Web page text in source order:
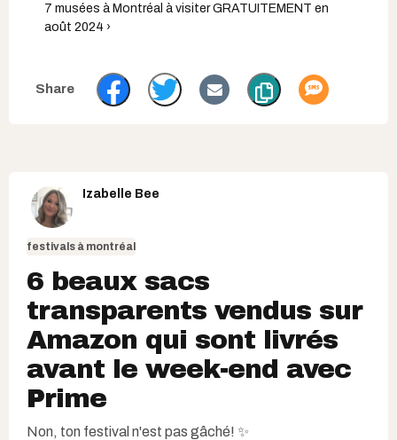
7 musées à Montréal à visiter GRATUITEMENT en
août 2024 ›
Izabelle Bee
festivals à montréal
6 beaux sacs
transparents vendus sur
Amazon qui sont livrés
avant le week-end avec
Prime
Non, ton festival n'est pas gâché! ✨